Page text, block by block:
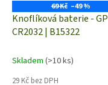
69 Kč –49 %
Knoflíková baterie - GP
CR2032 | B15322
Skladem (>10 ks)
29 Kč bez DPH